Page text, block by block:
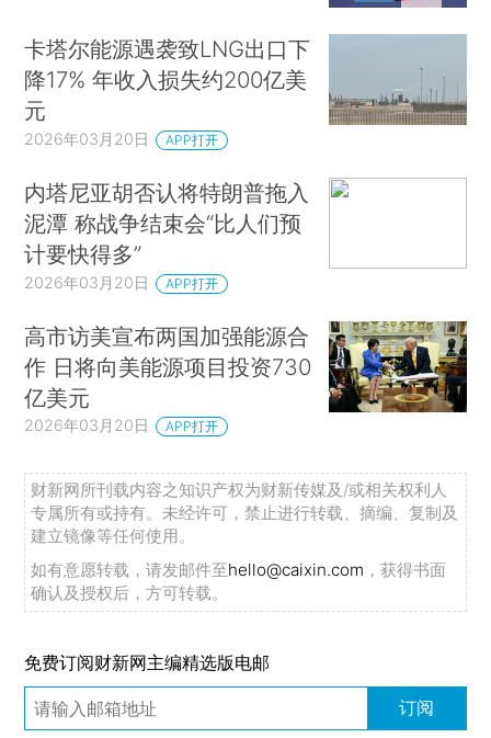
卡塔尔能源遇袭致LNG出口下
降17% 年收入损失约200亿美
元
2026年03月20日 APP打开
内塔尼亚胡否认将特朗普拖入
泥潭 称战争结束会“比人们预
计要快得多”
2026年03月20日 APP打开
高市访美宣布两国加强能源合
作 日将向美能源项目投资730
亿美元
2026年03月20日 APP打开
财新网所刊载内容之知识产权为财新传媒及/或相关权利人
专属所有或持有。未经许可，禁止进行转载、摘编、复制及
建立镜像等任何使用。
如有意愿转载，请发邮件至hello@caixin.com ，获得书面
确认及授权后，方可转载。
免费订阅财新网主编精选版电邮
订阅